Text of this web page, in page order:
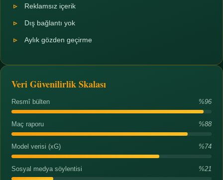
Reklamsız içerik
Dış bağlantı yok
Aylık gözden geçirme
Veri Güvenilirlik Skalası
Resmî bülten %96
Maç raporu %88
Model verisi (xG) %74
Sosyal medya söylentisi %21